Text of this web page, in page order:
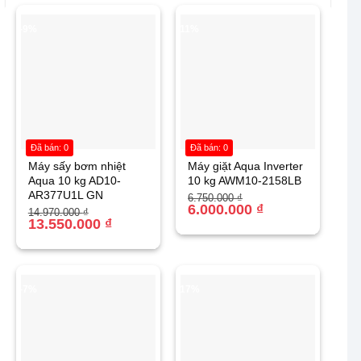
Máy sấy bơm nhiệt
Aqua 10 kg AD10-
AR377U1L GN
14.970.000₫
Giá
gốc
13.550.000 ₫
Giá
hiện
13.550.000 ₫.
Đã bán: 0
Máy giặt Aqua Inverter
10 kg AWM10-2158LB
6.750.000₫
Giá
gốc
6.000.000 ₫
Giá
hiện
6.000.000 ₫.
Đã bán: 0